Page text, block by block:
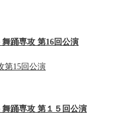
踊専攻 第16回公演
踊専攻 第１５回公演